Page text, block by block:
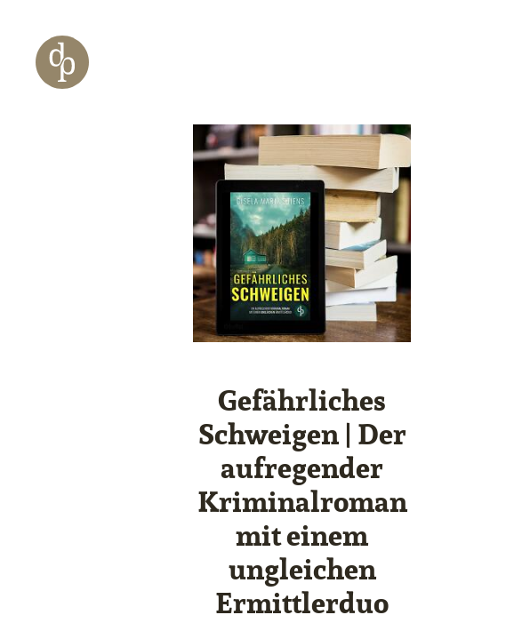
Zur Navigation springen
Zur Website-Suche springen
Gefährliches
Schweigen | Der
aufregender
Kriminalroman
mit einem
ungleichen
Ermittlerduo